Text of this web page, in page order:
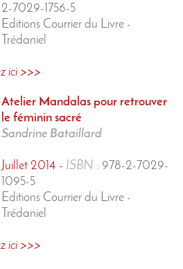
2-7029-1756-5
Editions Courrier du Livre -
Trédaniel
ici >>>
Atelier Mandalas pour retrouver
le féminin sacré
Sandrine Bataillard
Juillet 2014 - ISBN : 978-2-7029-
1095-5
Editions Courrier du Livre -
Trédaniel
ici >>>